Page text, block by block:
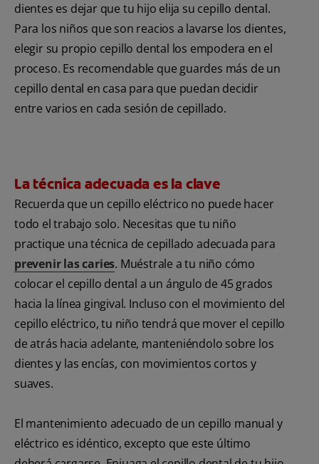
dientes es dejar que tu hijo elija su cepillo dental.
Para los niños que son reacios a lavarse los dientes,
elegir su propio cepillo dental los empodera en el
proceso. Es recomendable que guardes más de un
cepillo dental en casa para que puedan decidir
entre varios en cada sesión de cepillado.
La técnica adecuada es la clave
Recuerda que un cepillo eléctrico no puede hacer
todo el trabajo solo. Necesitas que tu niño
practique una técnica de cepillado adecuada para
prevenir las caries. Muéstrale a tu niño cómo
colocar el cepillo dental a un ángulo de 45 grados
hacia la línea gingival. Incluso con el movimiento del
cepillo eléctrico, tu niño tendrá que mover el cepillo
de atrás hacia adelante, manteniéndolo sobre los
dientes y las encías, con movimientos cortos y
suaves.
El mantenimiento adecuado de un cepillo manual y
eléctrico es idéntico, excepto que este último